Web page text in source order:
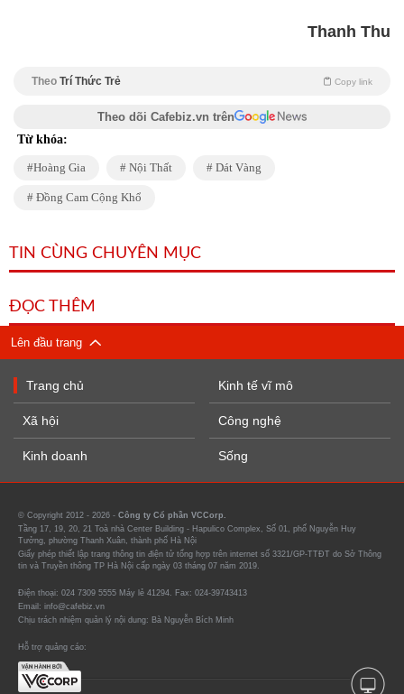
Thanh Thu
Theo Trí Thức Trẻ Copy link
Theo dõi Cafebiz.vn trên
Từ khóa:
Hoàng Gia Nội Thất Dát Vàng
Đồng Cam Cộng Khổ
TIN CÙNG CHUYÊN MỤC
ĐỌC THÊM
Lên đầu trang
Trang chủ
Xã hội
Kinh doanh
Kinh tế vĩ mô
Công nghệ
Sống
© Copyright 2012 - 2026 - Công ty Cổ phần VCCorp.
Tầng 17, 19, 20, 21 Toà nhà Center Building - Hapulico Complex, Số 01, phố Nguyễn Huy
Tưởng, phường Thanh Xuân, thành phố Hà Nội
Giấy phép thiết lập trang thông tin điện tử tổng hợp trên internet số 3321/GP-TTĐT do Sở Thông
tin và Truyền thông TP Hà Nội cấp ngày 03 tháng 07 năm 2019.
Điện thoại: 024 7309 5555 Máy lẻ 41294. Fax: 024-39743413
Email: info@cafebiz.vn
Chịu trách nhiệm quản lý nội dung: Bà Nguyễn Bích Minh
Hỗ trợ quảng cáo: